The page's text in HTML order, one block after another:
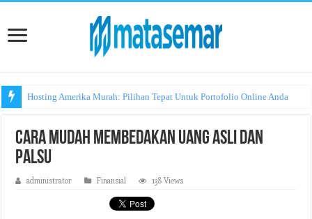
Hosting Amerika Murah: Pilihan Tepat Untuk Portofolio Online Anda
Cara Mudah Membedakan Uang Asli dan
Palsu
administrator Finansial 138 Views